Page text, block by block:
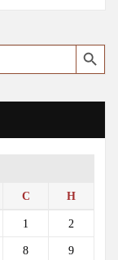
Search Button
С Н
1 2
8 9